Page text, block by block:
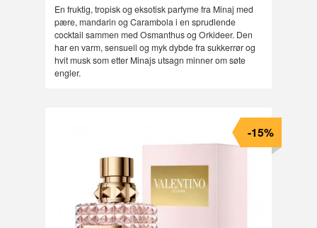
En fruktig, tropisk og eksotisk parfyme fra Minaj med
pære, mandarin og Carambola i en sprudlende
cocktail sammen med Osmanthus og Orkideer. Den
har en varm, sensuell og myk dybde fra sukkerrør og
hvit musk som etter Minajs utsagn minner om søte
engler.
-15%